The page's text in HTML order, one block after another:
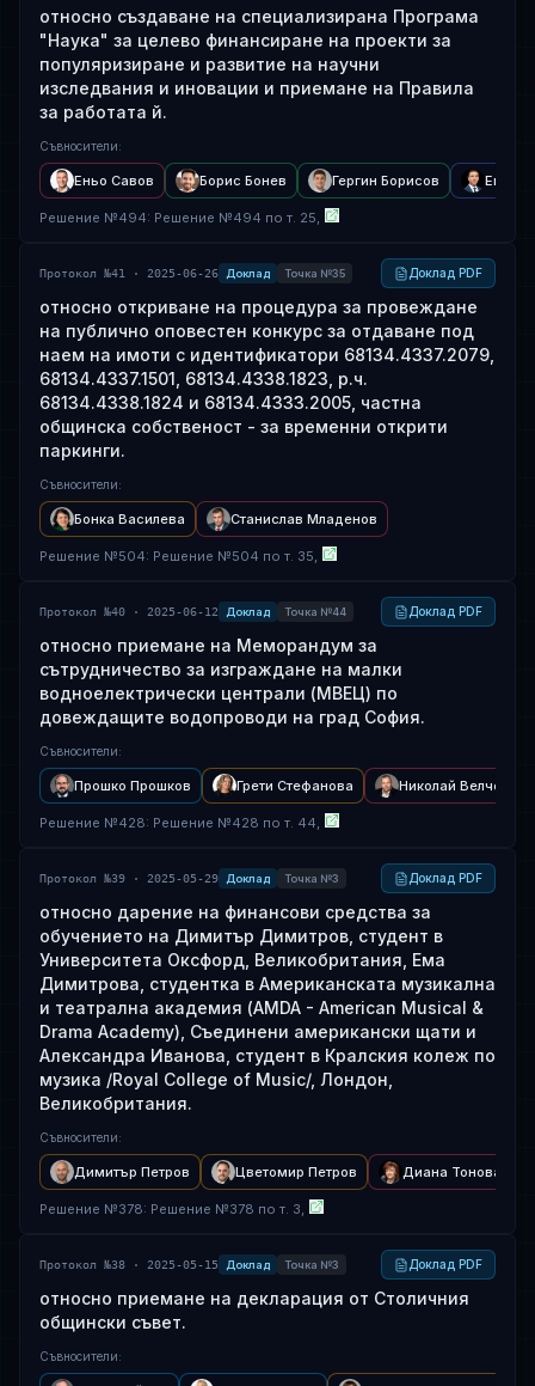
относно създаване на специализирана Програма
"Наука" за целево финансиране на проекти за
популяризиране и развитие на научни
изследвания и иновации и приемане на Правила
за работата й.
Съвносители:
Еньо Савов Борис Бонев Гергин Борисов Емил
Решение №494: Решение №494 по т. 25,
Протокол №41 · 2025-06-26 Доклад Точка №35 Доклад PDF
относно откриване на процедура за провеждане
на публично оповестен конкурс за отдаване под
наем на имоти с идентификатори 68134.4337.2079,
68134.4337.1501, 68134.4338.1823, р.ч.
68134.4338.1824 и 68134.4333.2005, частна
общинска собственост - за временни открити
паркинги.
Съвносители:
Бонка Василева Станислав Младенов
Решение №504: Решение №504 по т. 35,
Протокол №40 · 2025-06-12 Доклад Точка №44 Доклад PDF
относно приемане на Меморандум за
сътрудничество за изграждане на малки
водноелектрически централи (МВЕЦ) по
довеждащите водопроводи на град София.
Съвносители:
Прошко Прошков Грети Стефанова Николай Велчев
Решение №428: Решение №428 по т. 44,
Протокол №39 · 2025-05-29 Доклад Точка №3 Доклад PDF
относно дарение на финансови средства за
обучението на Димитър Димитров, студент в
Университета Оксфорд, Великобритания, Ема
Димитрова, студентка в Американската музикална
и театрална академия (AMDA - American Musical &
Drama Academy), Съединени американски щати и
Александра Иванова, студент в Кралския колеж по
музика /Royal College of Music/, Лондон,
Великобритания.
Съвносители:
Димитър Петров Цветомир Петров Диана Тонова
Решение №378: Решение №378 по т. 3,
Протокол №38 · 2025-05-15 Доклад Точка №3 Доклад PDF
относно приемане на декларация от Столичния
общински съвет.
Съвносители: